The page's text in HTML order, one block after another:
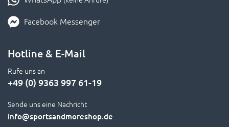
Facebook Messenger
Hotline & E-Mail
Rufe uns an
+49 (0) 9363 997 61-19
Sende uns eine Nachricht
info@sportsandmoreshop.de